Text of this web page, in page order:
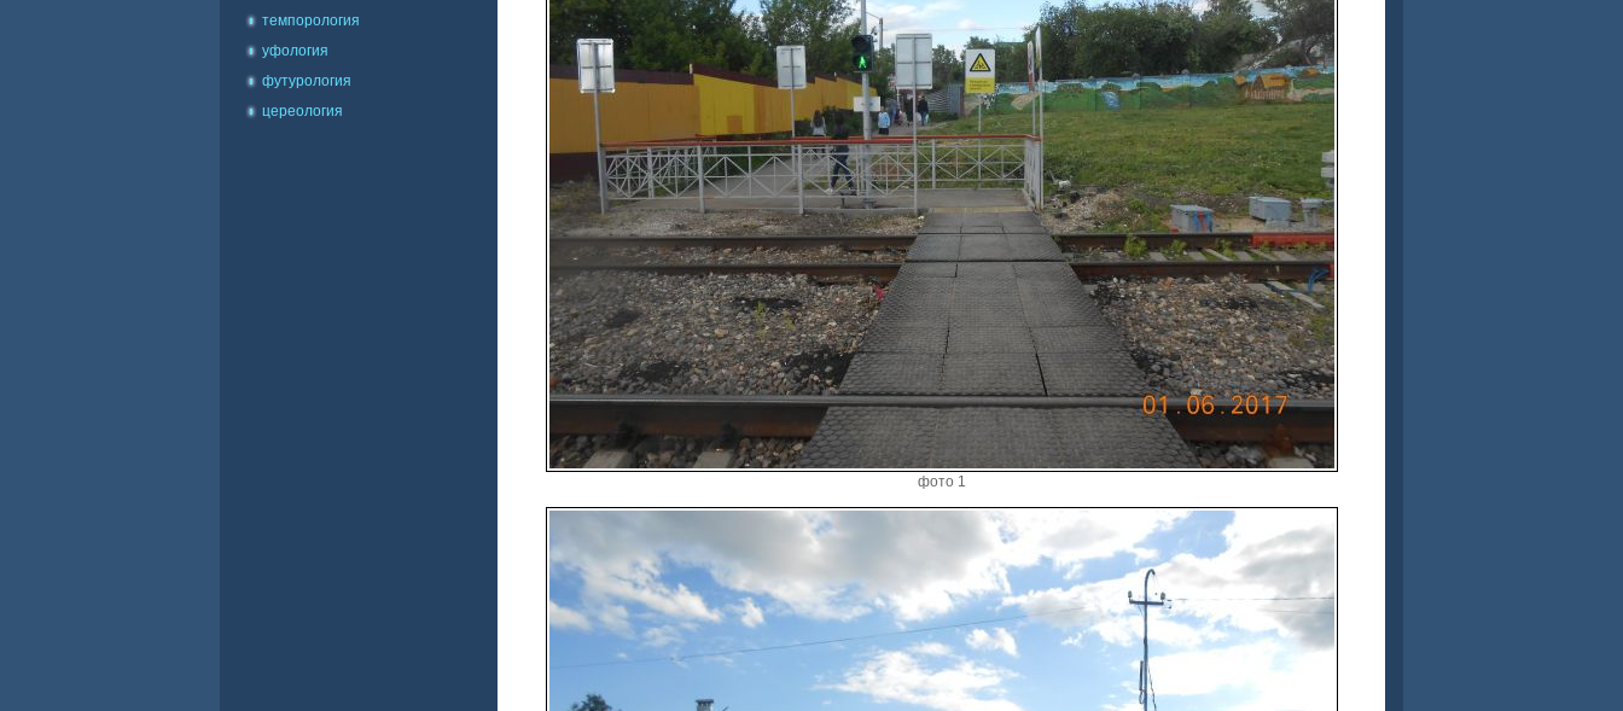
темпорология
уфология
футурология
цереология
фото 1